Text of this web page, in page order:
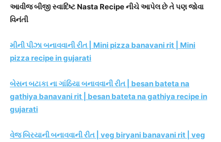
આવીજ બીજી સ્વાદિષ્ટ Nasta Recipe નીચે આપેલ છે તે પણ જોવા
વિનંતી
મીની પીઝા બનાવવાની રીત | Mini pizza banavani rit | Mini
pizza recipe in gujarati
બેસન બટાકા ના ગાંઠિયા બનાવવાની રીત | besan bateta na
gathiya banavani rit | besan bateta na gathiya recipe in
gujarati
વેજ બિરયાની બનાવવાની રીત | veg biryani banavani rit | veg